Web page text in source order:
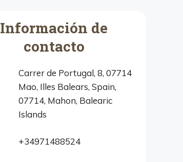
Información de
contacto
Carrer de Portugal, 8, 07714
Mao, Illes Balears, Spain,
07714, Mahon, Balearic
Islands
+34971488524